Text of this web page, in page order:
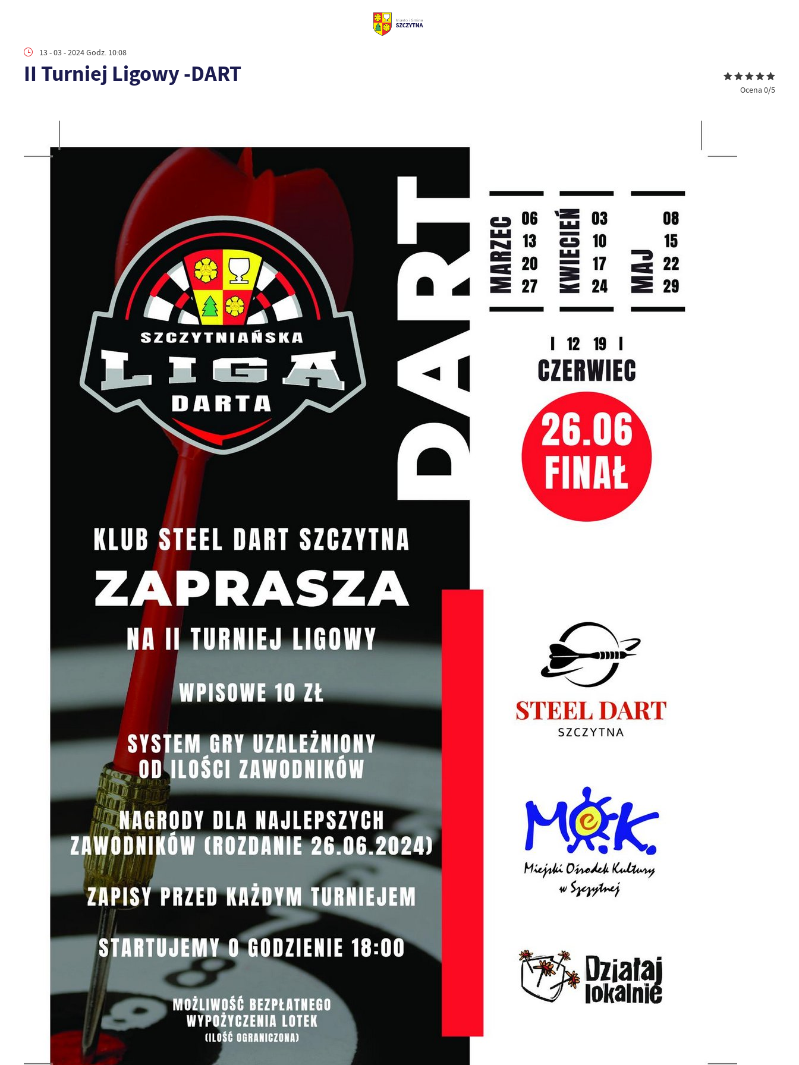
13 - 03 - 2024 Godz. 10:08
II Turniej Ligowy -DART
Ocena 0/5